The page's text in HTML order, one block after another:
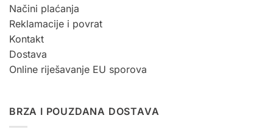
Načini plaćanja
Reklamacije i povrat
Kontakt
Dostava
Online riješavanje EU sporova
BRZA I POUZDANA DOSTAVA